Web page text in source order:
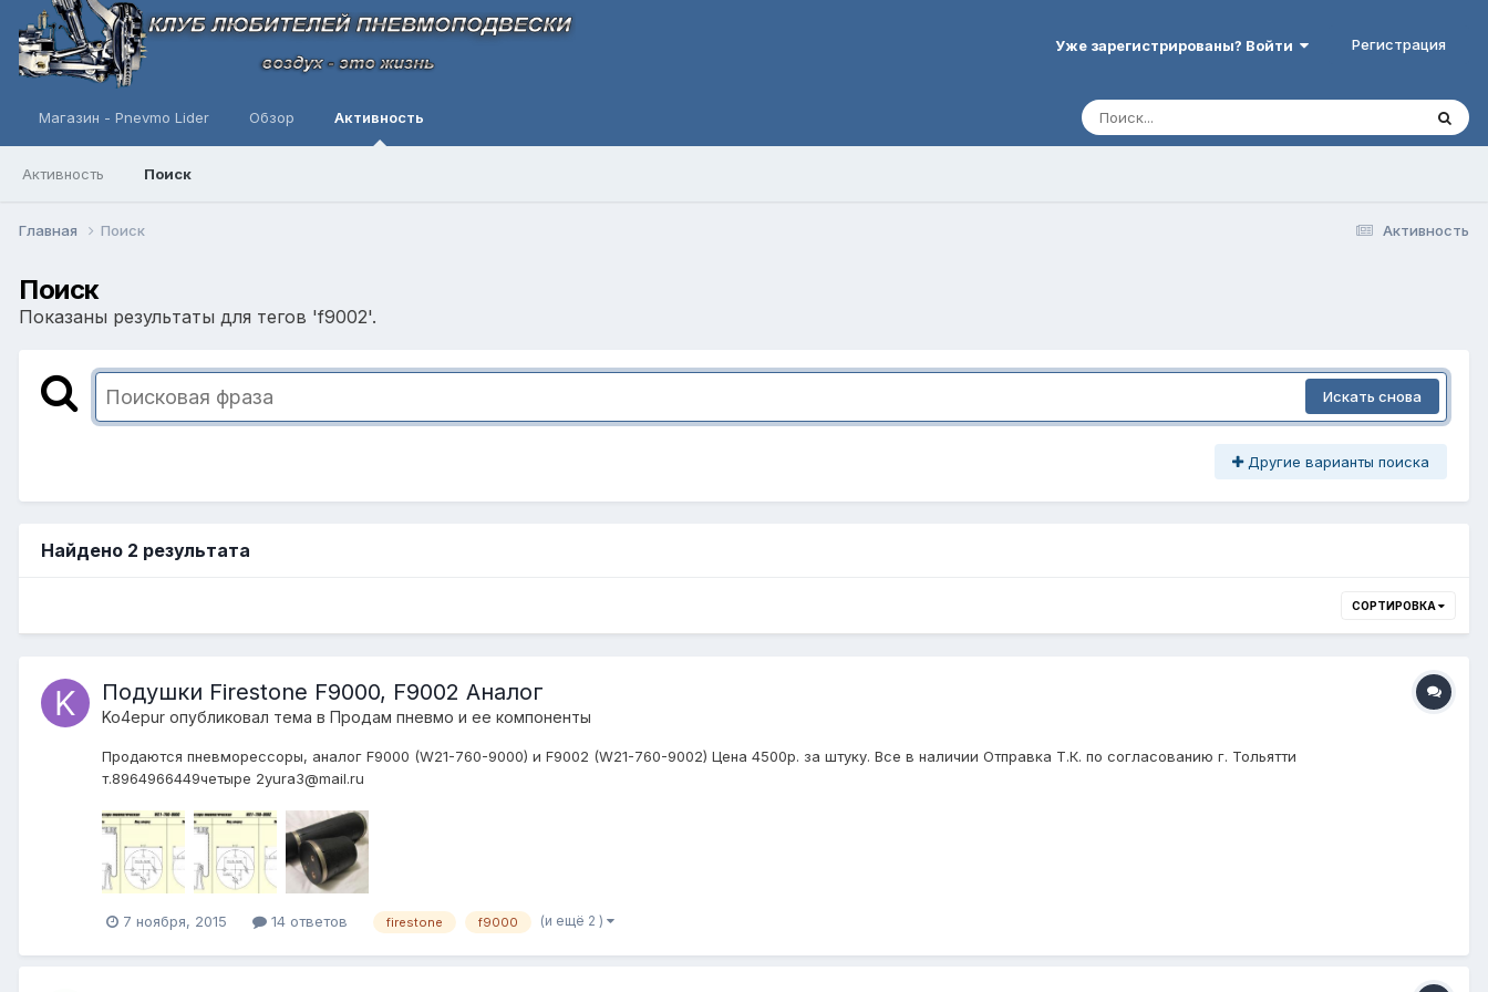
Уже зарегистрированы? Войти Регистрация
Магазин - Pnevmo Lider Обзор Активность
Активность Поиск
Активность
Главная Поиск
Поиск
Показаны результаты для тегов 'f9002'.
Искать снова
Другие варианты поиска
Найдено 2 результата
СОРТИРОВКА
Подушки Firestone F9000, F9002 Аналог
Ko4epur опубликовал тема в Продам пневмо и ее компоненты
Продаются пневморессоры, аналог F9000 (W21-760-9000) и F9002 (W21-760-9002) Цена 4500р. за штуку. Все в наличии Отправка Т.К. по согласованию г. Тольятти
т.8964966449четыре 2yura3@mail.ru
7 ноября, 2015 14 ответов firestone f9000 (и ещё 2 )